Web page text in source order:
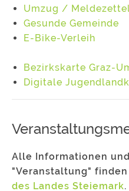
Umzug /
Gesunde Gemeinde
E-Bike-Verleih
Bezirkskarte Graz-
Digitale
Alle Informationen
"Veranstaltung"
des Landes Steiemark.